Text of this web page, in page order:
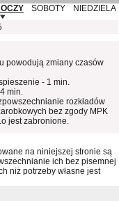
SOBOTY
NIEDZIELA
powodują zmiany czasów
- 1 min.
min.
rozkładów
bez zgody MPK
jest zabronione.
na niniejszej stronie są
ich bez pisemnej
niż potrzeby własne jest